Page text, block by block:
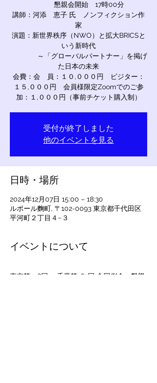
懇親会開始 17時00分
講師：河添 恵子 氏 ノンフィクション作
家
演題：新世界秩序（NWO）と拡大BRICSと
いう新時代
～「グローバルパートナー」を掲げ
た日本の未来
会費：会 員：１０,０００円 ビジター：
１５,０００円 会員様限定Zoomでのご参
加：１,０００円（事前チケット購入制）
受付が終了しました
他のイベントを見る
日時・場所
2024年12月07日 15:00 – 18:30
ルポール麴町, 〒102-0093 東京都千代田区
平河町２丁目４−３
イベントについて
東京第238回 、千葉第162回 合同例会・懇親